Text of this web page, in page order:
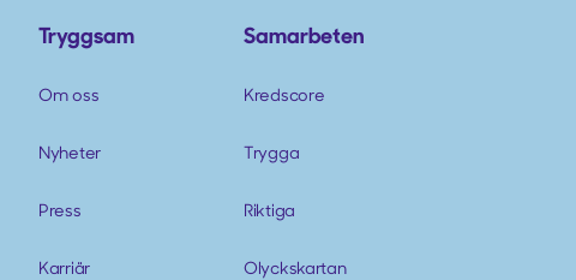
Tryggsam
Om oss
Nyheter
Press
Karriär
Samarbeten
Kredscore
Trygga
Riktiga
Olyckskartan